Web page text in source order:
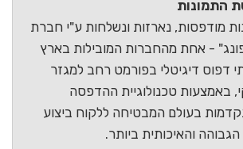
התמונות
מודפסות, נארזות ונשלחות ע"י חברת
- אחת מהחברות המובילות בארץ
דפוס דיגיטלי בפורמט רחב למגזר
באמצעות טכנולוגיית ההדפסה
בעולם המבטיחה ללקוח ביצוע
והאיכותית ביותר.